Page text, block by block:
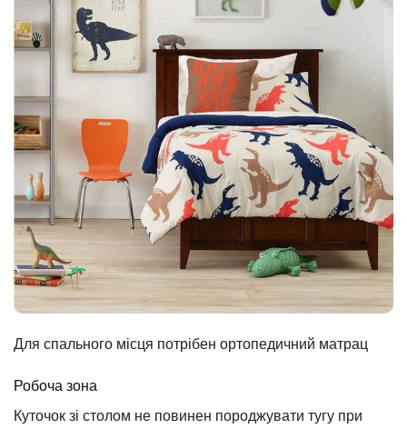
Для спального місця потрібен ортопедичний матрац
Робоча зона
Куточок зі столом не повинен породжувати тугу при